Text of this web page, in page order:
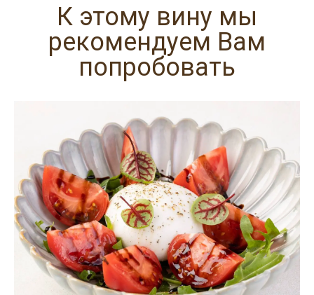
К этому вину мы
рекомендуем Вам
попробовать